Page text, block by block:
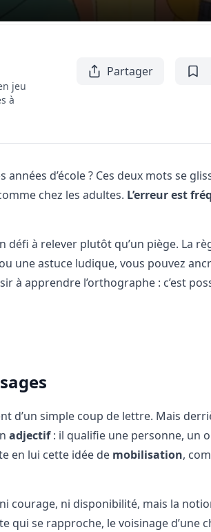
jeu
à
Partager
d’école ? Ces deux mots se
chez les adultes. L’erreur est
à relever plutôt qu’un piège. La
une astuce ludique, vous pouvez
à apprendre l’orthographe : c’est
d’un simple coup de lettre. Mais
adjectif: il qualifie une personne, un
en lui cette idée de mobilisation,
ni courage, ni disponibilité, mais la
qui se rapproche, le voisinage d’une